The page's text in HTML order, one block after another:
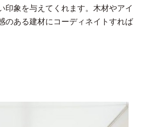
印象を与えてくれます。木材やアイ
のある建材にコーディネイトすれば